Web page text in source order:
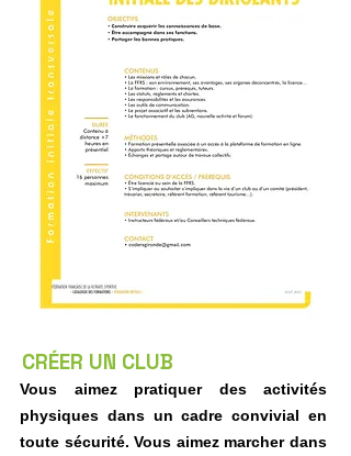
CRÉER UN CLUB
Vous aimez pratiquer des activités
physiques dans un cadre convivial en
toute sécurité. Vous aimez marcher dans